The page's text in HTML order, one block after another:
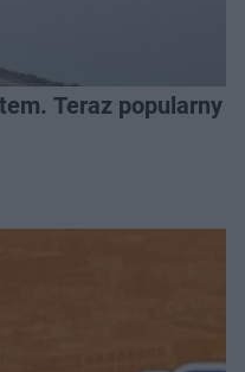
Teraz popularny